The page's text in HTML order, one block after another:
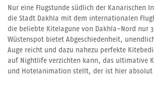
Nur eine Flugstunde südlich der Kanarischen
die Stadt Dakhla mit dem internationalen
die beliebte Kitelagune von Dakhla-Nord nur
Wüstenspot bietet Abgeschiedenheit,
Auge reicht und dazu nahezu perfekte
auf Nightlife verzichten kann, das ultimative
und Hotelanimation stellt, der ist hier absolut